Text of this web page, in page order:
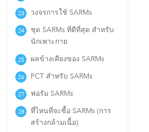
วงจรการใช้ SARMs
ชุด SARMs ที่ดีที่สุด สำหรับ
นักเพาะกาย
ผลข้างเคียงของ SARMs
PCT สำหรับ SARMs
ฟอรัม SARMs
ที่ไหนที่จะซื้อ SARMs (การ
สร้างกล้ามเนื้อ)